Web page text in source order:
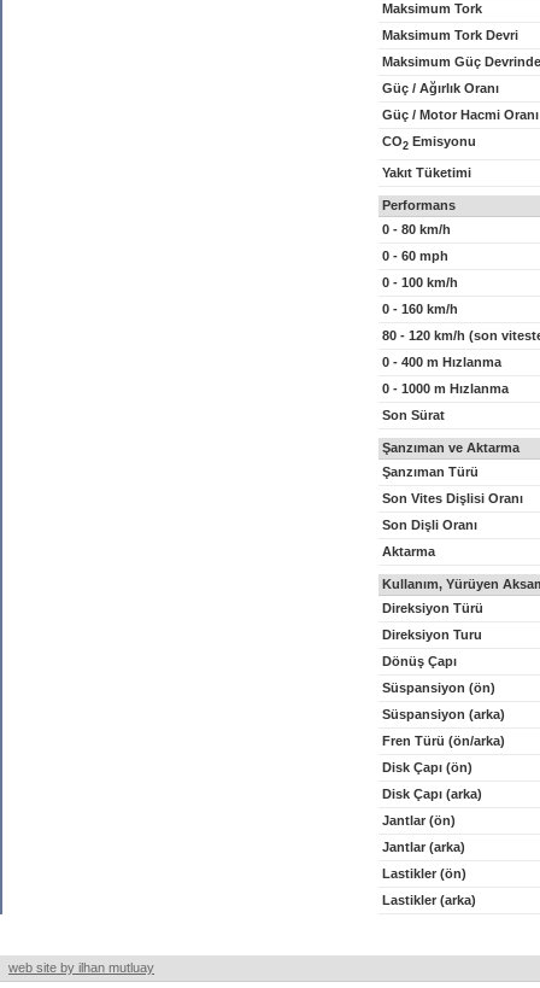
Maksimum Tork
Maksimum Tork Devri
Maksimum Güç
Güç / Ağırlık Oranı
Güç / Motor Hacmi Oranı
CO2 Emisyonu
Yakıt Tüketimi
Performans
0 - 80 km/h
0 - 60 mph
0 - 100 km/h
0 - 160 km/h
80 - 120 km/h (son
0 - 400 m Hızlanma
0 - 1000 m Hızlanma
Son Sürat
Şanzıman ve Aktarma
Şanzıman Türü
Son Vites Dişlisi Oranı
Son Dişli Oranı
Aktarma
Kullanım, Yürüyen
Direksiyon Türü
Direksiyon Turu
Dönüş Çapı
Süspansiyon (ön)
Süspansiyon (arka)
Fren Türü (ön/arka)
Disk Çapı (ön)
Disk Çapı (arka)
Jantlar (ön)
Jantlar (arka)
Lastikler (ön)
Lastikler (arka)
web site by ilhan mutluay